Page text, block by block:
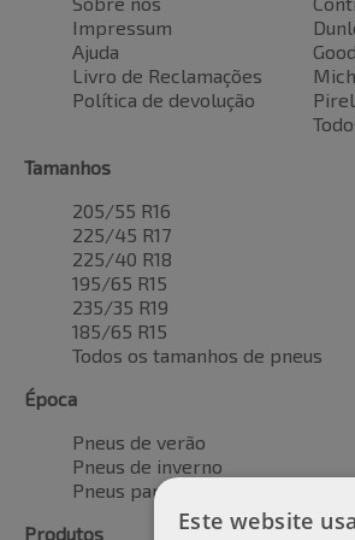
Impressum
Ajuda
Livro de Reclamações
Política de devolução
Tamanhos
205/55 R16
225/45 R17
225/40 R18
195/65 R15
235/35 R19
185/65 R15
Todos os tamanhos de pneus
Época
Pneus de verão
Pneus de inverno
Pneus para todas as estações
Produtos
Este website